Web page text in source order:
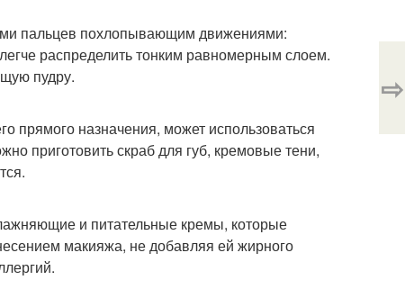
пальцев похлопывающим движениями:
распределить тонким равномерным слоем.
пудру.
прямого назначения, может использоваться
приготовить скраб для губ, кремовые тени,
и питательные кремы, которые
макияжа, не добавляя ей жирного
⇨